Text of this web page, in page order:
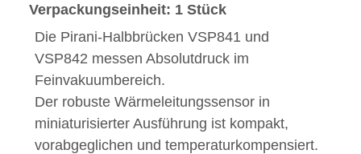
Verpackungseinheit: 1 Stück
Die Pirani-Halbbrücken VSP841 und
VSP842 messen Absolutdruck im
Feinvakuumbereich.
Der robuste Wärmeleitungssensor in
miniaturisierter Ausführung ist kompakt,
vorabgeglichen und temperaturkompensiert.